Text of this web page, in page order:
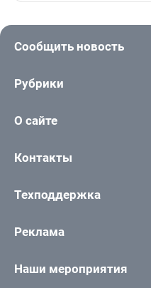
Сообщить новость
Рубрики
О сайте
Контакты
Техподдержка
Реклама
Наши мероприятия